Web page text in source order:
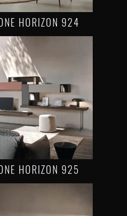
HORIZON 924
HORIZON 925